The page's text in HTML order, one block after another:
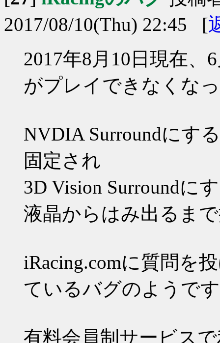
2017/08/10(Thu) 22:45 [
2017年8月10日現在、
がプレイできなくな
NVDIA Surroundにす
固定され
3D Vision Surroundに
液晶からはみ出るま
iRacing.comに質問を
ているバグのようで
有料会員制サービス